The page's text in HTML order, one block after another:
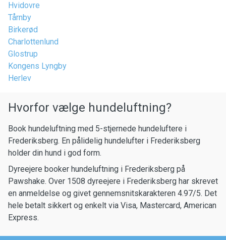
Hvidovre
Tårnby
Birkerød
Charlottenlund
Glostrup
Kongens Lyngby
Herlev
Hvorfor vælge hundeluftning?
Book hundeluftning med 5-stjernede hundeluftere i
Frederiksberg. En pålidelig hundelufter i Frederiksberg
holder din hund i god form.
Dyreejere booker hundeluftning i Frederiksberg på
Pawshake. Over 1508 dyreejere i Frederiksberg har skrevet
en anmeldelse og givet gennemsnitskarakteren 4.97/5. Det
hele betalt sikkert og enkelt via Visa, Mastercard, American
Express.